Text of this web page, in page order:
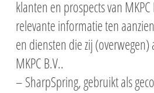
klanten en prospects van
relevante informatie ten
en diensten die zij
MKPC B.V..
– SharpSpring, gebruikt als